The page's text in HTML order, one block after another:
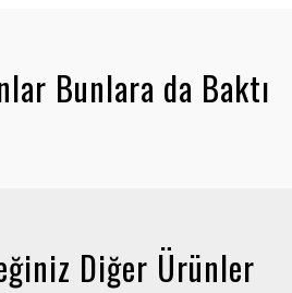
Bunlara da Baktı
Diğer Ürünler